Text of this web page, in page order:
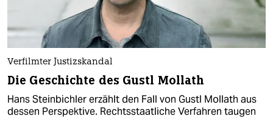
Verfilmter Justizskandal
Die Geschichte des Gustl Mollath
Hans Steinbichler erzählt den Fall von Gustl Mollath aus
dessen Perspektive. Rechtsstaatliche Verfahren taugen